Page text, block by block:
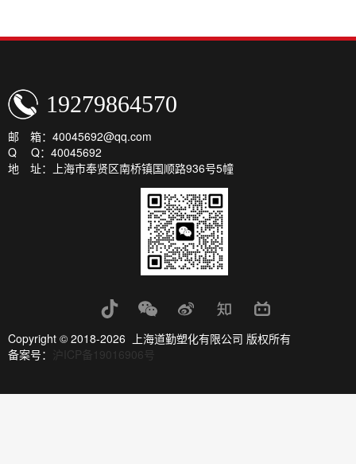
19279864570
邮 箱：40045692@qq.com
Q Q：40045692
地 址：上海市奉贤区南桥镇国顺路936号5幢
Copyright © 2018-2026 上海道勤塑化有限公司 版权所有
备案号： 沪ICP备19016906号